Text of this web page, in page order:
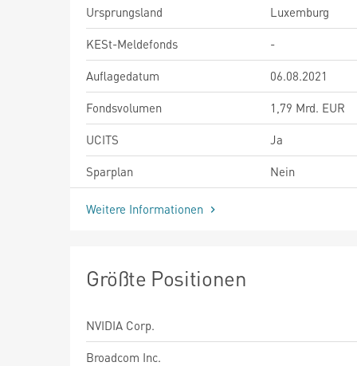
Ursprungsland
Luxemburg
KESt-Meldefonds
-
Auflagedatum
06.08.2021
Fondsvolumen
1,79 Mrd. EUR
UCITS
Ja
Sparplan
Nein
Weitere Informationen
Größte Positionen
NVIDIA Corp.
Broadcom Inc.